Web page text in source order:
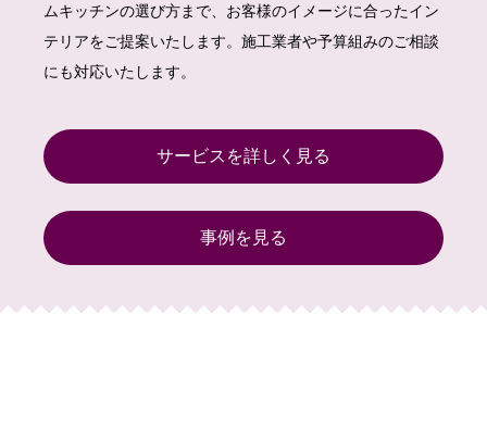
ムキッチンの選び方まで、お客様のイメージに合ったイン
テリアをご提案いたします。施工業者や予算組みのご相談
にも対応いたします。
サービスを詳しく見る
事例を見る